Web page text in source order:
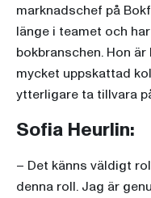
marknadschef på
länge i teamet och
bokbranschen. Hon
mycket uppskattad
ytterligare ta tillvara
Sofia Heurlin:
– Det känns väldigt
denna roll. Jag är